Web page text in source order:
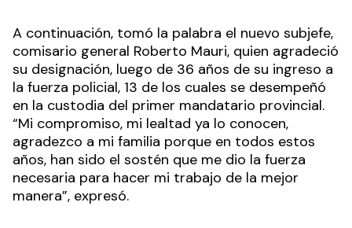
A continuación, tomó la palabra el nuevo subjefe,
comisario general Roberto Mauri, quien agradeció
su designación, luego de 36 años de su ingreso a
la fuerza policial, 13 de los cuales se desempeñó
en la custodia del primer mandatario provincial.
“Mi compromiso, mi lealtad ya lo conocen,
agradezco a mi familia porque en todos estos
años, han sido el sostén que me dio la fuerza
necesaria para hacer mi trabajo de la mejor
manera”, expresó.